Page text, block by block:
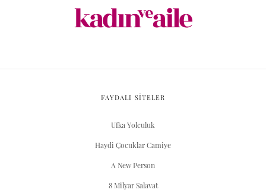
FAYDALI SİTELER
Ufka Yolculuk
Haydi Çocuklar Camiye
A New Person
8 Milyar Salavat